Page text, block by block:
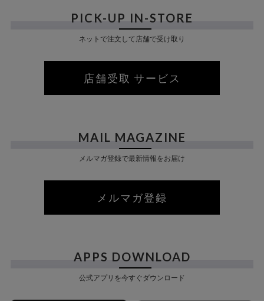
PICK-UP IN-STORE
ネットで注文して店舗で受け取り
店舗受取 サービス
MAIL MAGAZINE
メルマガ登録で最新情報をお届け
メルマガ登録
APPS DOWNLOAD
公式アプリを今すぐダウンロード